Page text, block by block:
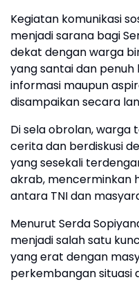
Kegiatan komunikasi
menjadi sarana bagi
dekat dengan warga
yang santai dan
informasi maupun
disampaikan secara
Di sela obrolan, warga
cerita dan berdiskusi
yang sesekali
akrab, mencerminkan
antara TNI dan
Menurut Serda
menjadi salah satu
yang erat dengan
perkembangan situasi